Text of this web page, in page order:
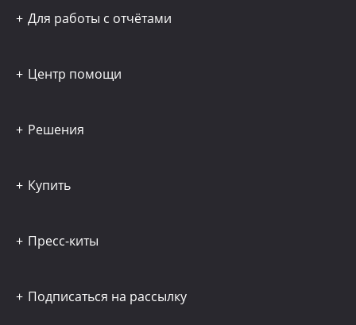
Для работы с отчётами
Центр помощи
Решения
Купить
Пресс-киты
Подписаться на рассылку